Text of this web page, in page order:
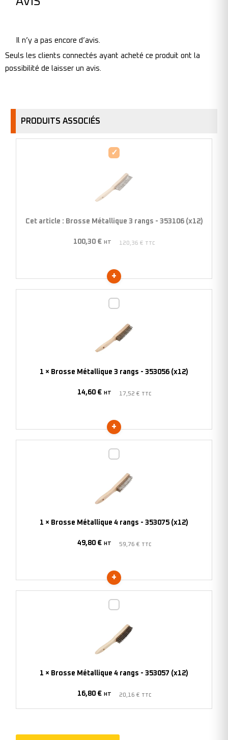
Il n’y a pas encore d’avis.
Seuls les clients connectés ayant acheté ce produit ont la
possibilité de laisser un avis.
PRODUITS ASSOCIÉS
Brosse
rangs
Cet article : Brosse Métallique 3 rangs - 353106 (x12)
100,30 € HT 120,36 €
rangs
1 × Brosse Métallique 3 rangs - 353056 (x12)
14,60 € HT 17,52 €
rangs
1 × Brosse Métallique 4 rangs - 353075 (x12)
49,80 € HT 59,76 €
rangs
1 × Brosse Métallique 4 rangs - 353057 (x12)
16,80 € HT 20,16 €